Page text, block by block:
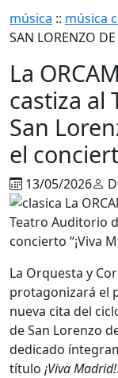
música :: música
SAN LORENZO
La
castiza al
San
el
13/05/2026
La Orquesta y
protagonizará el
nueva cita del
de San Lorenzo
dedicado
título ¡Viva Madrid!.